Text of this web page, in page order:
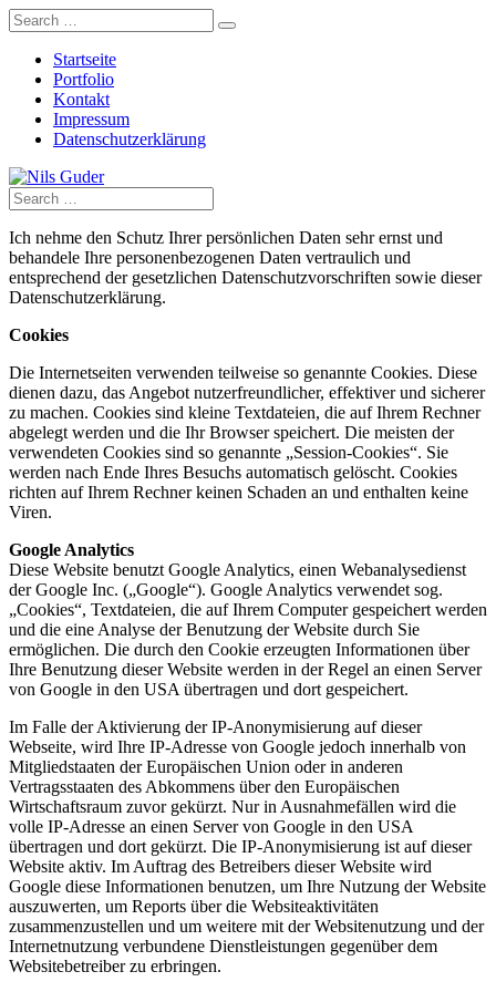
Startseite
Portfolio
Kontakt
Impressum
Datenschutzerklärung
Ich nehme den Schutz Ihrer persönlichen Daten sehr ernst und
behandele Ihre personenbezogenen Daten vertraulich und
entsprechend der gesetzlichen Datenschutzvorschriften sowie dieser
Datenschutzerklärung.
Cookies
Die Internetseiten verwenden teilweise so genannte Cookies. Diese
dienen dazu, das Angebot nutzerfreundlicher, effektiver und sicherer
zu machen. Cookies sind kleine Textdateien, die auf Ihrem Rechner
abgelegt werden und die Ihr Browser speichert. Die meisten der
verwendeten Cookies sind so genannte „Session-Cookies“. Sie
werden nach Ende Ihres Besuchs automatisch gelöscht. Cookies
richten auf Ihrem Rechner keinen Schaden an und enthalten keine
Viren.
Google Analytics
Diese Website benutzt Google Analytics, einen Webanalysedienst
der Google Inc. („Google“). Google Analytics verwendet sog.
„Cookies“, Textdateien, die auf Ihrem Computer gespeichert werden
und die eine Analyse der Benutzung der Website durch Sie
ermöglichen. Die durch den Cookie erzeugten Informationen über
Ihre Benutzung dieser Website werden in der Regel an einen Server
von Google in den USA übertragen und dort gespeichert.
Im Falle der Aktivierung der IP-Anonymisierung auf dieser
Webseite, wird Ihre IP-Adresse von Google jedoch innerhalb von
Mitgliedstaaten der Europäischen Union oder in anderen
Vertragsstaaten des Abkommens über den Europäischen
Wirtschaftsraum zuvor gekürzt. Nur in Ausnahmefällen wird die
volle IP-Adresse an einen Server von Google in den USA
übertragen und dort gekürzt. Die IP-Anonymisierung ist auf dieser
Website aktiv. Im Auftrag des Betreibers dieser Website wird
Google diese Informationen benutzen, um Ihre Nutzung der Website
auszuwerten, um Reports über die Websiteaktivitäten
zusammenzustellen und um weitere mit der Websitenutzung und der
Internetnutzung verbundene Dienstleistungen gegenüber dem
Websitebetreiber zu erbringen.